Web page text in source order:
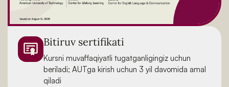
Bitiruv sertifikati
Kursni muvaffaqiyatli tugatganligingiz uchun
beriladi; AUTga kirish uchun 3 yil davomida amal
qiladi